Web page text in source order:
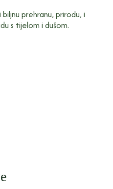
prehranu, prirodu, i
s tijelom i dušom.